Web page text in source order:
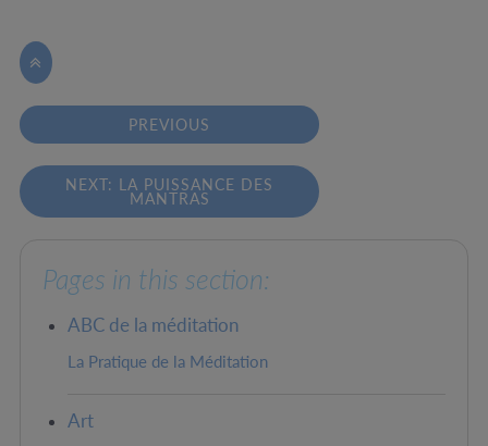

PREVIOUS
NEXT: LA PUISSANCE DES
MANTRAS
Pages in this section:
ABC de la méditation
La Pratique de la Méditation
Art